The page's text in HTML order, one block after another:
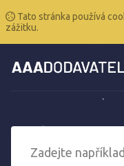
Tato stránka používá
zážitku.